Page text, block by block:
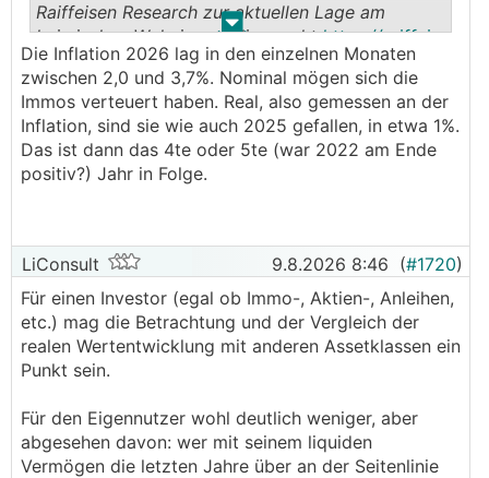
. .
Raiffeisen Research zur aktuellen Lage am
heimischen Wohnimmobilienmarkthttps://raiffeis
enresearch.com/report/7c2c4f1a-e3b4-4624-b4
d7-449454a26d97
bzw. in der Kurzversion:
https://www.diepresse.com/41152107/hoehere-zi
nsen-machen-wohnungen-und-haeuser-teurer-sie
Die Inflation 2026 lag in den einzelnen Monaten
zwischen 2,0 und 3,7%. Nominal mögen sich die
Immos verteuert haben. Real, also gemessen an der
Inflation, sind sie wie auch 2025 gefallen, in etwa 1%.
Das ist dann das 4te oder 5te (war 2022 am Ende
positiv?) Jahr in Folge.
LiConsult 9.8.2026 8:46 (#1720)
Für einen Investor (egal ob Immo-, Aktien-, Anleihen,
etc.) mag die Betrachtung und der Vergleich der
realen Wertentwicklung mit anderen Assetklassen ein
Punkt sein.
Für den Eigennutzer wohl deutlich weniger, aber
abgesehen davon: wer mit seinem liquiden
Vermögen die letzten Jahre über an der Seitenlinie